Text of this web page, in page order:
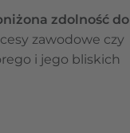
zdolność do
zawodowe czy
i jego bliskich